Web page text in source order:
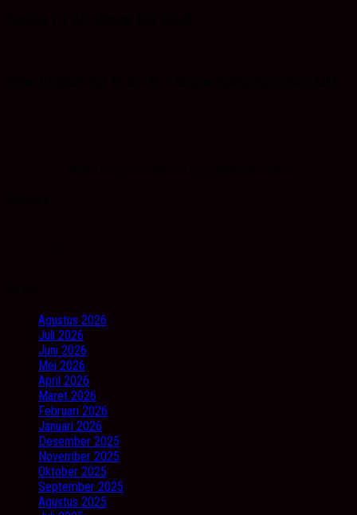
Agustus 2026
Juli 2026
Juni 2026
Mei 2026
April 2026
Maret 2026
Februari 2026
Januari 2026
Desember 2025
November 2025
Oktober 2025
September 2025
Agustus 2025